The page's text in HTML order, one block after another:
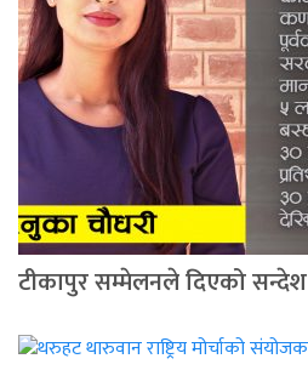
टीकापुर सम्मेलनले दिएको सन्देश